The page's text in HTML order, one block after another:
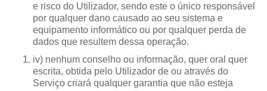
e risco do Utilizador, sendo este o único responsável
por qualquer dano causado ao seu sistema e
equipamento informático ou por qualquer perda de
dados que resultem dessa operação.
iv) nenhum conselho ou informação, quer oral quer
escrita, obtida pelo Utilizador de ou através do
Serviço criará qualquer garantia que não esteja